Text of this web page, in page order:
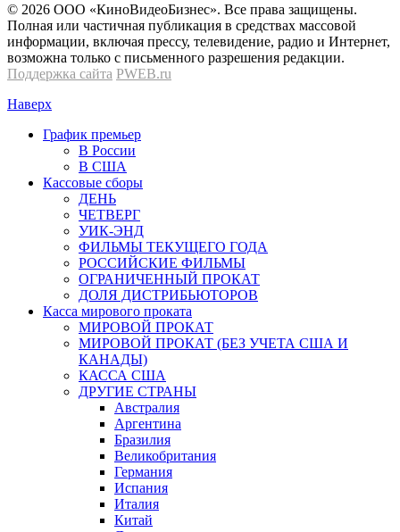
© 2026 OOО «КиноВидеоБизнес». Все права защищены.
Полная или частичная публикация в средствах массовой
информации, включая прессу, телевидение, радио и Интернет,
возможна только с письменного разрешения редакции.
Поддержка сайта PWEB.ru
Наверх
График премьер
В России
В США
Кассовые сборы
ДЕНЬ
ЧЕТВЕРГ
УИК-ЭНД
ФИЛЬМЫ ТЕКУЩЕГО ГОДА
РОССИЙСКИЕ ФИЛЬМЫ
ОГРАНИЧЕННЫЙ ПРОКАТ
ДОЛЯ ДИСТРИБЬЮТОРОВ
Касса мирового проката
МИРОВОЙ ПРОКАТ
МИРОВОЙ ПРОКАТ (БЕЗ УЧЕТА США И
КАНАДЫ)
КАССА США
ДРУГИЕ СТРАНЫ
Австралия
Аргентина
Бразилия
Великобритания
Германия
Испания
Италия
Китай